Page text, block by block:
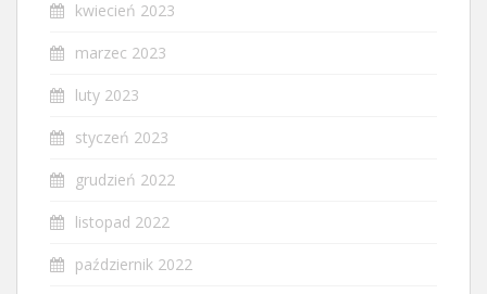
kwiecień 2023
marzec 2023
luty 2023
styczeń 2023
grudzień 2022
listopad 2022
październik 2022